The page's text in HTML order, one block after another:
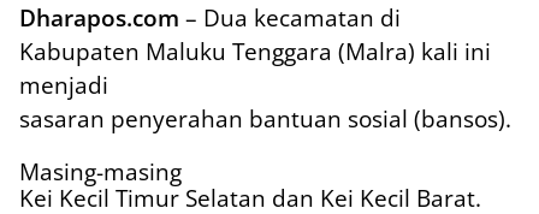
Dharapos.com – Dua kecamatan di
Kabupaten Maluku Tenggara (Malra) kali ini
menjadi
sasaran penyerahan bantuan sosial (bansos).
Masing-masing
Kei Kecil Timur Selatan dan Kei Kecil Barat.